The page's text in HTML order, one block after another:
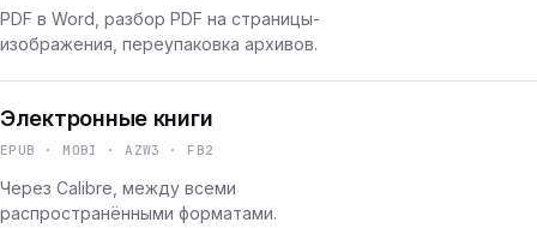
PDF в Word, разбор PDF на страницы-
изображения, переупаковка архивов.
Электронные книги
EPUB · MOBI · AZW3 · FB2
Через Calibre, между всеми
распространёнными форматами.